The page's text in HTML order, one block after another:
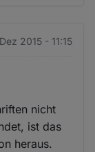
2015 - 11:15
nicht
ist das
heraus.